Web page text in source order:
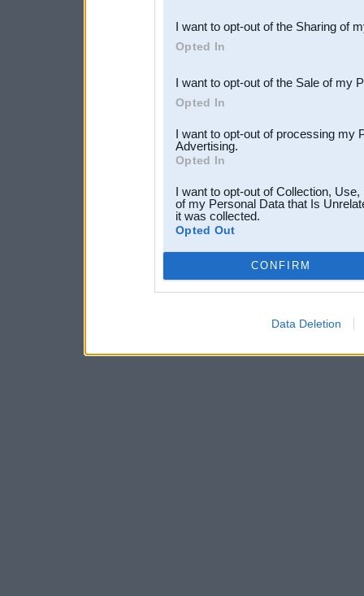
Downstream Participants
third parties.
I want to opt-out of the Sharing of
Opted In
I want to opt-out of the Sale of my
Opted In
I want to opt-out of processing my
Advertising.
Opted In
I want to opt-out of Collection,
of my Personal Data that Is
it was collected.
Opted Out
CONFIRM
Data Deletion